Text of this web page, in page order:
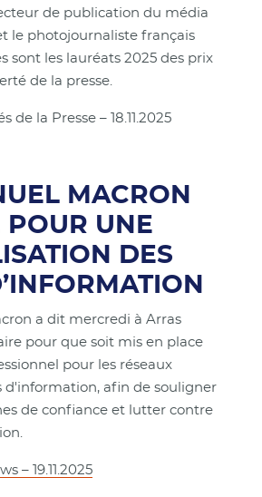
de publication du média
le photojournaliste français
sont les lauréats 2025 des prix
de la presse.
de la Presse – 18.11.2025
MACRON
POUR UNE
DES
a dit mercredi à Arras
pour que soit mis en place
pour les réseaux
d'information, afin de souligner
de confiance et lutter contre
– 19.11.2025